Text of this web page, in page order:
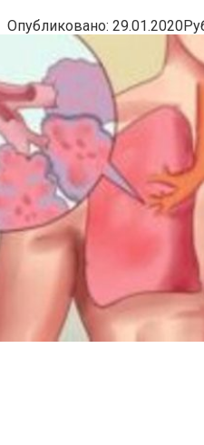
Опубликовано: 29.01.2020